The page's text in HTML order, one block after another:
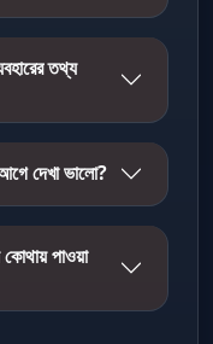
তথ্য
দেখা ভালো?
পাওয়া